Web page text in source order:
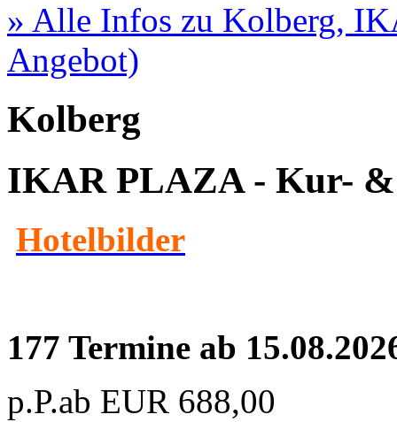
» Alle Infos zu Kolberg,
Angebot)
Kolberg
IKAR PLAZA - Kur- &
Hotelbilder
177 Termine ab
p.P.ab EUR 688,00